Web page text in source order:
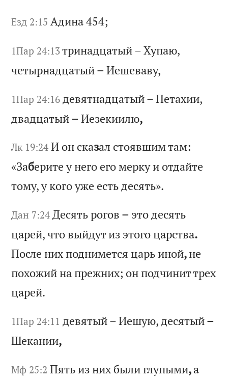
Езд 2:15 Адина 454;
1Пар 24:13тринадцатый–Хупаю,
четырнадцатый– Иешеваву,
1Пар 24:16 девятнадцатый–Петахии,
двадцатый– Иезекиилю,
Лк 19:24 И он сказал стоявшимтам:
«Заберитеунего егомеркуи отдайте
тому,укогоуже естьдесять».
Дан 7:24 Десятьрогов – этодесять
царей,что выйдутиз этого царства.
После нихподнимется царь иной,не
похожий на прежних; он подчиниттрех
царей.
1Пар 24:11 девятый–Иешую,десятый–
Шекании,
Мф 25:2 Пять из нихбыли глупыми,а